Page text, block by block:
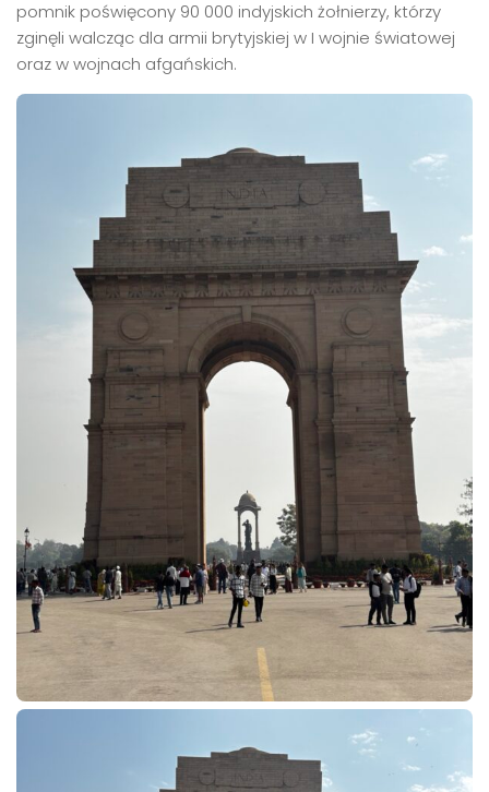
pomnik poświęcony 90 000 indyjskich żołnierzy, którzy
zginęli walcząc dla armii brytyjskiej w I wojnie światowej
oraz w wojnach afgańskich.